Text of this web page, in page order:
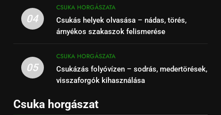
04
CSUKA HORGÁSZATA
Csukás helyek olvasása – nádas, törés,
árnyékos szakaszok felismerése
05
CSUKA HORGÁSZATA
Csukázás folyóvízen – sodrás, medertörések,
visszaforgók kihasználása
Csuka horgászat